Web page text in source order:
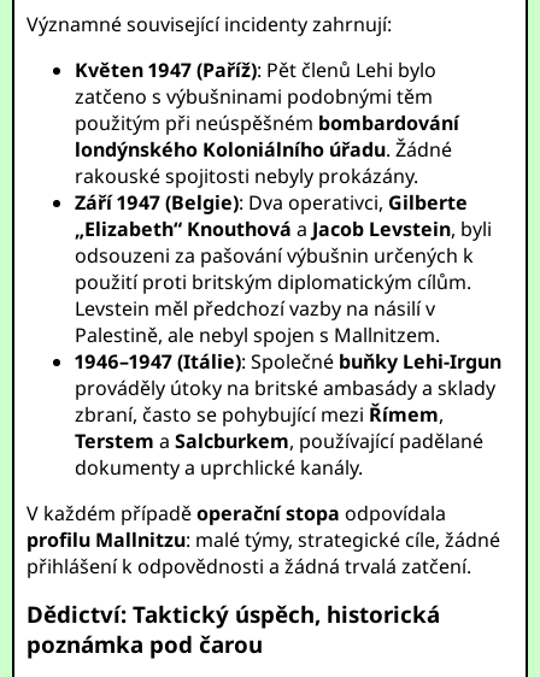
Významné související incidenty zahrnují:
Květen 1947 (Paříž): Pět členů Lehi bylo
zatčeno s výbušninami podobnými těm
použitým při neúspěšném bombardování
londýnského Koloniálního úřadu. Žádné
rakouské spojitosti nebyly prokázány.
Září 1947 (Belgie): Dva operativci, Gilberte
„Elizabeth“ Knouthová a Jacob Levstein, byli
odsouzeni za pašování výbušnin určených k
použití proti britským diplomatickým cílům.
Levstein měl předchozí vazby na násilí v
Palestině, ale nebyl spojen s Mallnitzem.
1946–1947 (Itálie): Společné buňky Lehi-Irgun
prováděly útoky na britské ambasády a sklady
zbraní, často se pohybující mezi Římem,
Terstem aSalcburkem, používající padělané
dokumenty a uprchlické kanály.
V každém případěoperační stopa odpovídala
profilu Mallnitzu: malé týmy, strategické cíle, žádné
přihlášení k odpovědnosti a žádná trvalá zatčení.
Dědictví: Taktický úspěch, historická
poznámka pod čarou